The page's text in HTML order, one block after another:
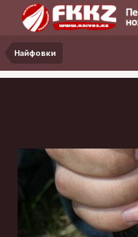
Найфовки